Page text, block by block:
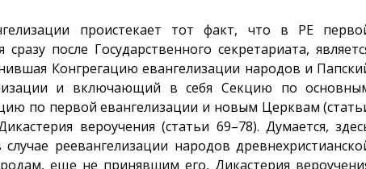
проистекает тот факт, что в PE
после Государственного секретариата,
Конгрегацию евангелизации народов и
и включающий в себя Секцию по
по первой евангелизации и новым Церквам
вероучения (статьи 69–78). Думается,
реевангелизации народов
еще не принявшим его, Дикастерия